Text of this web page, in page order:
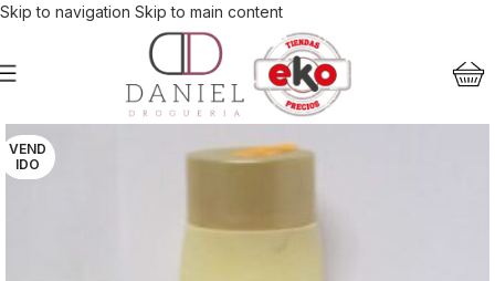
Skip to navigation Skip to main content
VEND
IDO